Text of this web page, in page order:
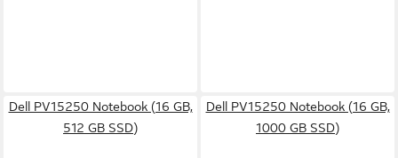
Dell PV15250 Notebook (16 GB,
512 GB SSD)
Dell PV15250 Notebook (16 GB,
1000 GB SSD)